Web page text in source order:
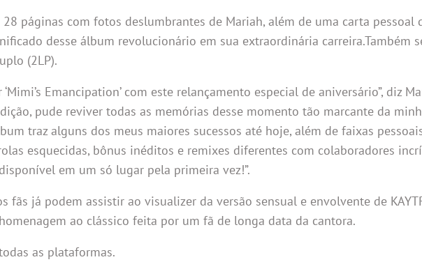
páginas com fotos deslumbrantes de Mariah, além de uma carta pessoal
desse álbum revolucionário em sua extraordinária carreira.Também
(2LP).
Emancipation’ com este relançamento especial de aniversário”, diz
pude reviver todas as memórias desse momento tão marcante da
traz alguns dos meus maiores sucessos até hoje, além de faixas
esquecidas, bônus inéditos e remixes diferentes com colaboradores
em um só lugar pela primeira vez!”.
fãs já podem assistir ao visualizer da versão sensual e envolvente de
homenagem ao clássico feita por um fã de longa data da cantora.
as plataformas.